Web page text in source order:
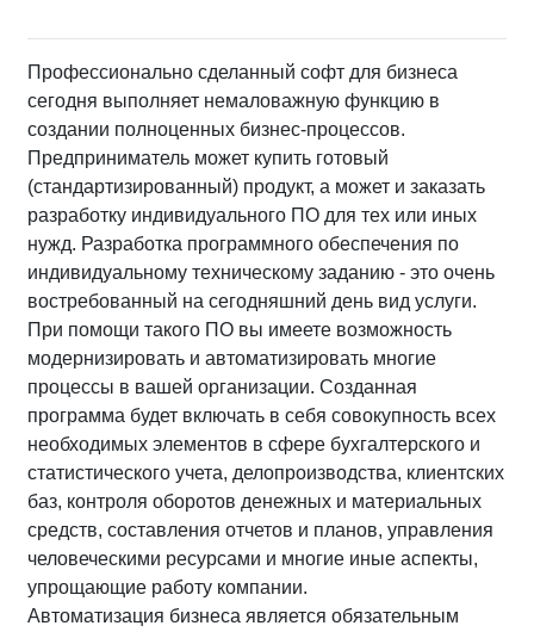
Профессионально сделанный софт для бизнеса
сегодня выполняет немаловажную функцию в
создании полноценных бизнес-процессов.
Предприниматель может купить готовый
(стандартизированный) продукт, а может и заказать
разработку индивидуального ПО для тех или иных
нужд. Разработка программного обеспечения по
индивидуальному техническому заданию - это очень
востребованный на сегодняшний день вид услуги.
При помощи такого ПО вы имеете возможность
модернизировать и автоматизировать многие
процессы в вашей организации. Созданная
программа будет включать в себя совокупность всех
необходимых элементов в сфере бухгалтерского и
статистического учета, делопроизводства, клиентских
баз, контроля оборотов денежных и материальных
средств, составления отчетов и планов, управления
человеческими ресурсами и многие иные аспекты,
упрощающие работу компании.
Автоматизация бизнеса является обязательным